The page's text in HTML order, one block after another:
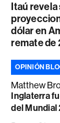
Itaú revela
dólar en
remate de
OPINIÓN
Matthew
Inglaterra
del Mundial